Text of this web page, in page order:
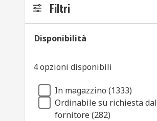
Filtri
Disponibilità
4 opzioni disponibili
In magazzino (1333)
Ordinabile su richiesta dal
fornitore (282)